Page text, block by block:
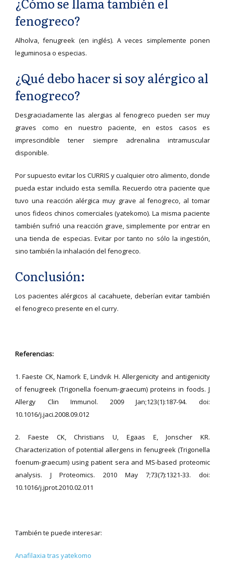
fenogreco?
Alholva, fenugreek (en inglés). A veces simplemente ponen
leguminosa o especias.
¿Qué debo hacer si soy alérgico al
fenogreco?
Desgraciadamente las alergias al fenogreco pueden ser muy
graves como en nuestro paciente, en estos casos es
imprescindible tener siempre adrenalina intramuscular
disponible.
Por supuesto evitar los CURRIS y cualquier otro alimento, donde
pueda estar incluido esta semilla. Recuerdo otra paciente que
tuvo una reacción alérgica muy grave al fenogreco, al tomar
unos fideos chinos comerciales (yatekomo). La misma paciente
también sufrió una reacción grave, simplemente por entrar en
una tienda de especias. Evitar por tanto no sólo la ingestión,
sino también la inhalación del fenogreco.
Conclusión:
Los pacientes alérgicos al cacahuete, deberían evitar también
el fenogreco presente en el curry.
Referencias:
1. Faeste CK, Namork E, Lindvik H. Allergenicity and antigenicity
of fenugreek (Trigonella foenum-graecum) proteins in foods. J
Allergy Clin Immunol. 2009 Jan;123(1):187-94. doi:
10.1016/j.jaci.2008.09.012
2. Faeste CK, Christians U, Egaas E, Jonscher KR.
Characterization of potential allergens in fenugreek (Trigonella
foenum-graecum) using patient sera and MS-based proteomic
analysis. J Proteomics. 2010 May 7;73(7):1321-33. doi:
10.1016/j.jprot.2010.02.011
También te puede interesar:
Anafilaxia tras yatekomo